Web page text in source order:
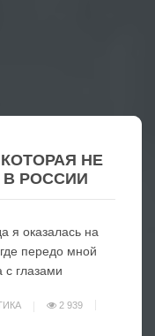
НЕ
РОССИИ
я оказалась на
передо мной
глазами
2 939